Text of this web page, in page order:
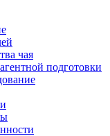
чая
подготовки